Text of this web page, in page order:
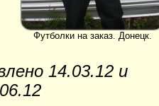
Футболки на заказ. Донецк.
14.03.12 и